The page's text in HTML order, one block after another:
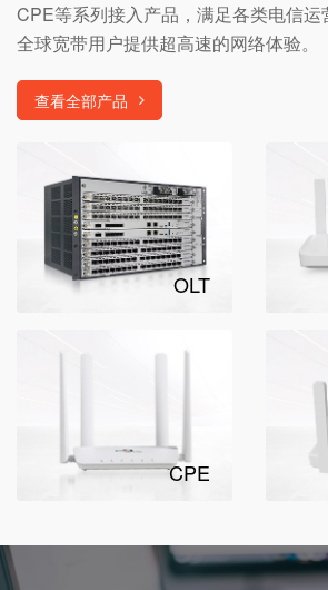
CPE等系列接入产品，满足各类电信运
全球宽带用户提供超高速的网络体验。
查看全部产品
OLT
CPE